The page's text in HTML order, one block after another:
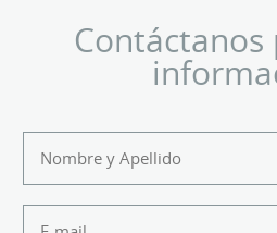
Contáctanos